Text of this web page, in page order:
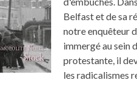
Belfast et de sa
notre enquêteur
immergé au sein
protestante, il
les radicalismes